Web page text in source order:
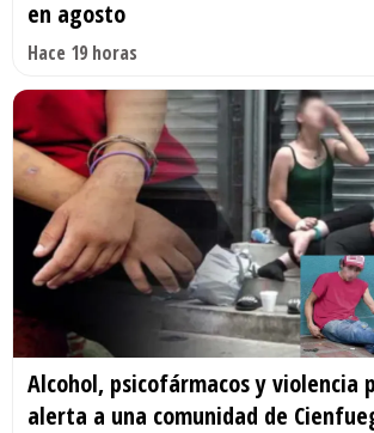
en agosto
Hace 19 horas
Alcohol, psicofármacos y violencia
alerta a una comunidad de